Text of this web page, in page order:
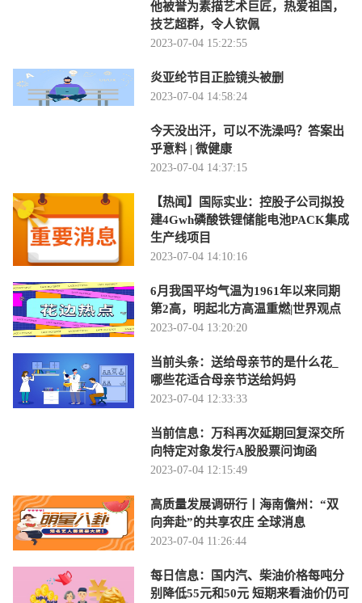
他被誉为素描艺术巨匠，热爱祖国，
技艺超群，令人钦佩
2023-07-04 15:22:55
炎亚纶节目正脸镜头被删
2023-07-04 14:58:24
今天没出汗，可以不洗澡吗？答案出
乎意料 | 微健康
2023-07-04 14:37:15
【热闻】国际实业：控股子公司拟投
建4Gwh磷酸铁锂储能电池PACK集成
生产线项目
2023-07-04 14:10:16
6月我国平均气温为1961年以来同期
第2高，明起北方高温重燃|世界观点
2023-07-04 13:20:20
当前头条：送给母亲节的是什么花_
哪些花适合母亲节送给妈妈
2023-07-04 12:33:33
当前信息：万科再次延期回复深交所
向特定对象发行A股股票问询函
2023-07-04 12:15:49
高质量发展调研行丨海南儋州：“双
向奔赴”的共享农庄 全球消息
2023-07-04 11:26:44
每日信息：国内汽、柴油价格每吨分
别降低55元和50元 短期来看油价仍可